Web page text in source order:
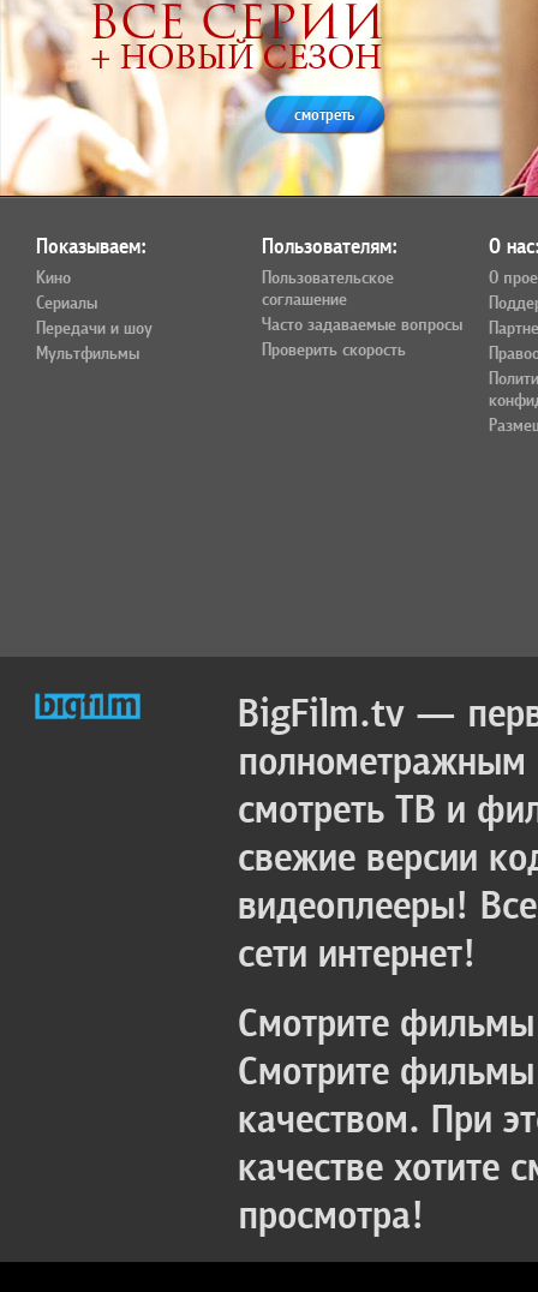
смотреть
Показываем:
Кино
Сериалы
Передачи и шоу
Мультфильмы
Пользователям:
Пользовательское
соглашение
Часто задаваемые вопросы
Проверить скорость
О
О
BigFilm.tv —
полнометражным
смотреть ТВ и
свежие версии
видеоплееры!
сети интернет!
Смотрите
Смотрите
качеством. При
качестве хотите
просмотра!